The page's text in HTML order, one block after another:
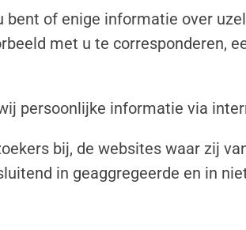
of enige informatie over
met u te corresponderen,
persoonlijke informatie via
bij, de websites waar zij
in geaggregeerde en in